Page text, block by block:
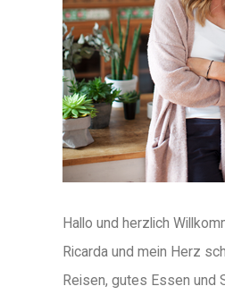
Hallo und herzlich
Ricarda und mein Herz
Reisen, gutes Essen und